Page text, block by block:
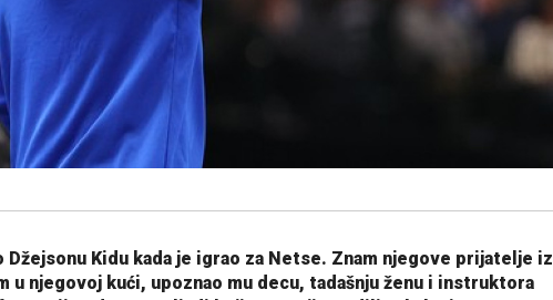
Džejsonu Kidu kada je igrao za Netse. Znam njegove prijatelje iz
u njegovoj kući, upoznao mu decu, tadašnju ženu i instruktora